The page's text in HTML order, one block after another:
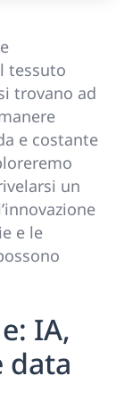
tessuto
trovano ad
e costante
un
e le
IA,
data